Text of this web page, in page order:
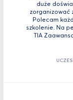
duże
zorganizować
Polecam
szkolenie. Na
TIA